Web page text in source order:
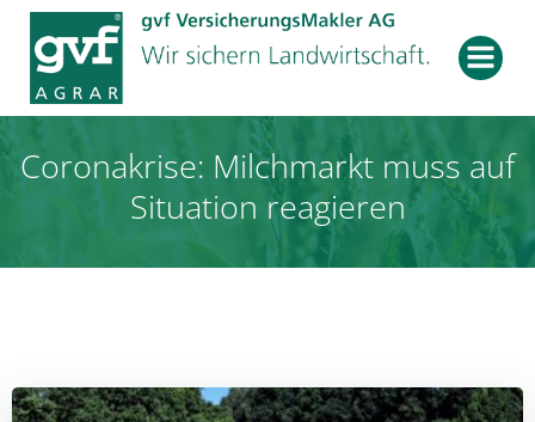
Zum
Inhalt
springen
Coronakrise: Milchmarkt muss auf
Situation reagieren